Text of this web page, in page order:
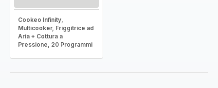
Cookeo Infinity,
Multicooker, Friggitrice ad
Aria + Cottura a
Pressione, 20 Programmi